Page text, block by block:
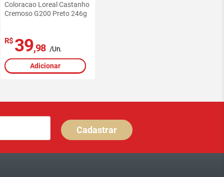
Coloracao Loreal Castanho
Cremoso G200 Preto 246g
R$ 39,98 /Un.
Adicionar
Cadastrar